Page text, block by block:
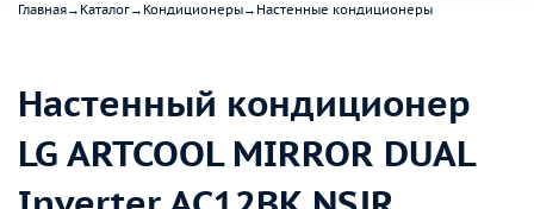
Главная→ Каталог→ Кондиционеры→ Настенные кондиционеры
Настенный кондиционер
LG ARTCOOL MIRROR DUAL